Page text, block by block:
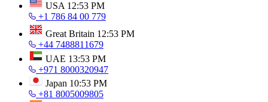
USA 12:53 PM
+1 786 84 00 779
Great Britain 12:53 PM
+44 7488811679
UAE 13:53 PM
+971 8000320947
Japan 10:53 PM
+81 8005009805